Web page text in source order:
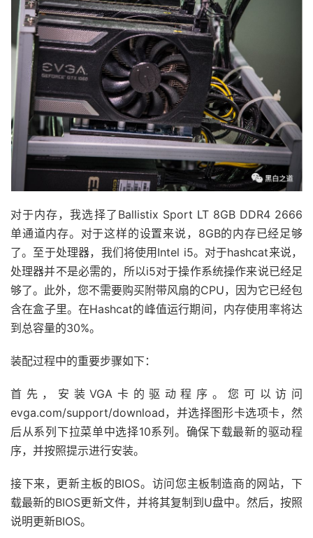
对于内存，我选择了Ballistix Sport LT 8GB DDR4 2666
单通道内存。对于这样的设置来说，8GB的内存已经足够
了。至于处理器，我们将使用Intel i5。对于hashcat来说，
处理器并不是必需的，所以i5对于操作系统操作来说已经足
够了。此外，您不需要购买附带风扇的CPU，因为它已经包
含在盒子里。在Hashcat的峰值运行期间，内存使用率将达
到总容量的30%。
装配过程中的重要步骤如下：
首先，安装VGA卡的驱动程序。您可以访问
evga.com/support/download，并选择图形卡选项卡，然
后从系列下拉菜单中选择10系列。确保下载最新的驱动程
序，并按照提示进行安装。
接下来，更新主板的BIOS。访问您主板制造商的网站，下
载最新的BIOS更新文件，并将其复制到U盘中。然后，按照
说明更新BIOS。